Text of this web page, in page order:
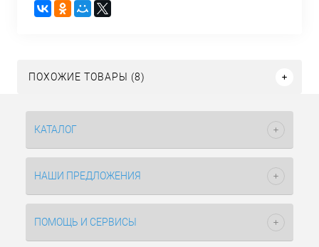
ПОХОЖИЕ ТОВАРЫ (8)
КАТАЛОГ
НАШИ ПРЕДЛОЖЕНИЯ
ПОМОЩЬ И СЕРВИСЫ